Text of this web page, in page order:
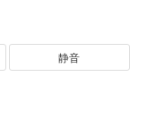
静音